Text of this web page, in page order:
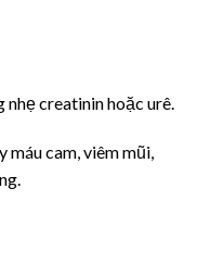
creatinin hoặc urê.
máu cam, viêm mũi,